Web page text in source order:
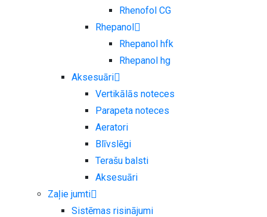
Rhenofol CG
Rhepanol
Rhepanol hfk
Rhepanol hg
Aksesuāri
Vertikālās noteces
Parapeta noteces
Aeratori
Blīvslēgi
Terašu balsti
Aksesuāri
Zaļie jumti
Sistēmas risinājumi